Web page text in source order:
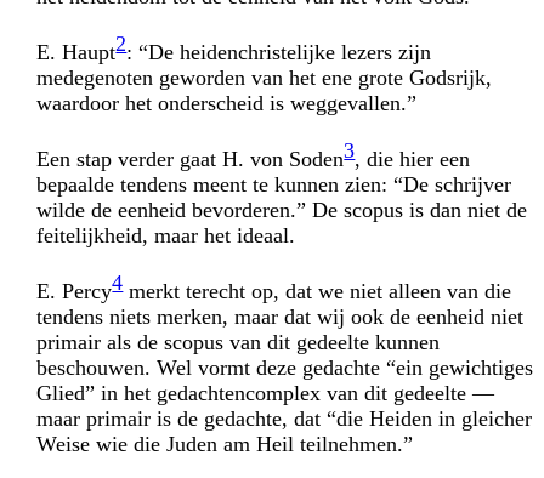
E. Haupt2: “De heidenchristelijke lezers zijn
medegenoten geworden van het ene grote Godsrijk,
waardoor het onderscheid is weggevallen.”
Een stap verder gaat H. von Soden3, die hier een
bepaalde tendens meent te kunnen zien: “De schrijver
wilde de eenheid bevorderen.” De scopus is dan niet de
feitelijkheid, maar het ideaal.
E. Percy4merkt terecht op, dat we niet alleen van die
tendens niets merken, maar dat wij ook de eenheid niet
primair als de scopus van dit gedeelte kunnen
beschouwen. Wel vormt deze gedachte “ein gewichtiges
Glied” in het gedachtencomplex van dit gedeelte —
maar primair is de gedachte, dat “die Heiden in gleicher
Weise wie die Juden am Heil teilnehmen.”